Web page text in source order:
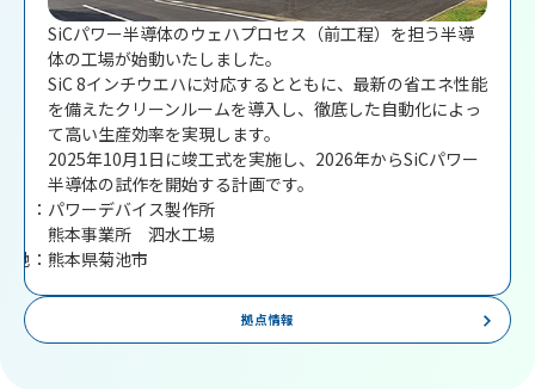
SiCパワー半導体のウェハプロセス（前工程）を担う半導
体の工場が始動いたしました。
SiC 8インチウエハに対応するとともに、最新の省エネ性能
を備えたクリーンルームを導入し、徹底した自動化によっ
て高い生産効率を実現します。
2025年10月1日に竣工式を実施し、2026年からSiCパワー
半導体の試作を開始する計画です。
： パワーデバイス製作所
熊本事業所 泗水工場
地： 熊本県菊池市
拠点情報